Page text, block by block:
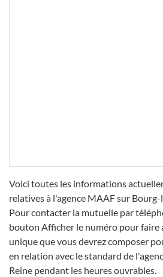
Voici toutes les informations
relatives à l'agence MAAF sur Bourg-
Pour contacter la mutuelle par
bouton Afficher le numéro pour faire
unique que vous devrez composer
en relation avec le standard de
Reine pendant les heures ouvrables.